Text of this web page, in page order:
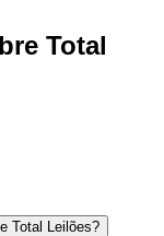
Total
Total Leilões?